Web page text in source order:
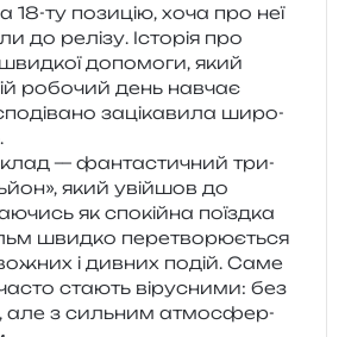
18-ту пози­цію, хоча про неї
до релі­зу. Історія про
допо­мо­ги, який
робо­чий день навчає
заці­ка­ви­ла широ­
— фан­та­сти­чний три­
який уві­йшов до
як спо­кій­на поїзд­ка
швид­ко пере­тво­рю­є­ться
і див­них подій. Саме
ста­ють віру­сни­ми: без
але з силь­ним атмо­сфер­